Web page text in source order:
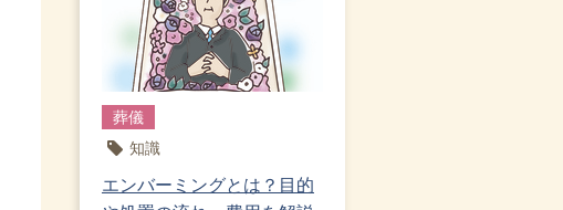
葬儀
知識
エンバーミングとは？目的